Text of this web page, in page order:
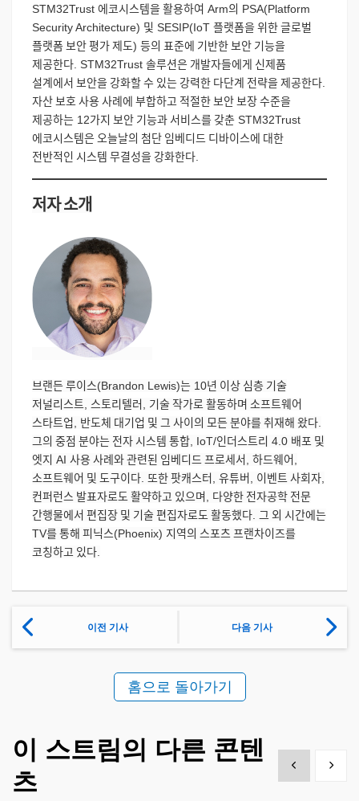
STM32Trust 에코시스템을활용하여 Arm의 PSA(Platform
Security Architecture) 및 SESIP(IoT 플랫폼을위한글로벌
플랫폼 보안평가제도) 등의 표준에 기반한 보안 기능을
제공한다 . STM32Trust 솔루션은 개발자들에게 신제품
설계에서 보안을 강화할수 있는 강력한 다단계 전략을제공한다
자산 보호 사용사례에 부합하고 적절한 보안 보장수준을
제공하는 12가지 보안 기능과 서비스를 갖춘 STM32Trust
에코시스템은 오늘날의 첨단 임베디드 디바이스에 대한
전반적인 시스템 무결성을 강화한다
저자소개
브랜든루이스(Brandon Lewis)는 10년 이상 심층 기술
저널리스트
스토리텔러 기술작가로 활동하며 소프트웨어
스타트업
반도체 대기업 및 그 사이의 모든분야를취재해 왔다
그의 중점 분야는 전자시스템 통합 , IoT/인더스트리 4.0 배포 및
엣지 AI 사용사례와관련된 임베디드 프로세서 하드웨어
소프트웨어 및 도구이다 또한팟캐스터 유튜버 이벤트 사회자
컨퍼런스 발표자로도 활약하고 있으며 다양한 전자공학 전문
간행물에서 편집장 및 기술편집자로도 활동했다 그 외 시간에는
TV를통해 피닉스(Phoenix) 지역의 스포츠 프랜차이즈를
코칭하고 있다
이전 기사 다음 기사
홈으로 돌아가기
이 스트림의 다른 콘텐
츠
Show previous
Show